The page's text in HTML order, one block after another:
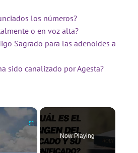
los números?
o en voz alta?
Sagrado para las adenoides a
sido canalizado por Agesta?
×
Now Playing